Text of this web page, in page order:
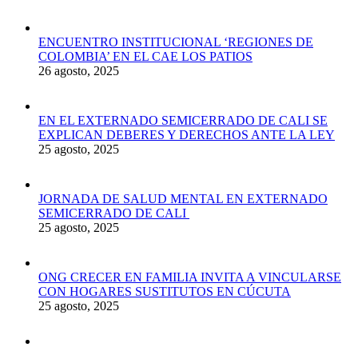
ENCUENTRO INSTITUCIONAL ‘REGIONES DE
COLOMBIA’ EN EL CAE LOS PATIOS
26 agosto, 2025
EN EL EXTERNADO SEMICERRADO DE CALI SE
EXPLICAN DEBERES Y DERECHOS ANTE LA LEY
25 agosto, 2025
JORNADA DE SALUD MENTAL EN EXTERNADO
SEMICERRADO DE CALI
25 agosto, 2025
ONG CRECER EN FAMILIA INVITA A VINCULARSE
CON HOGARES SUSTITUTOS EN CÚCUTA
25 agosto, 2025